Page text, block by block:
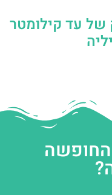
של עד קילומטר
החופשה